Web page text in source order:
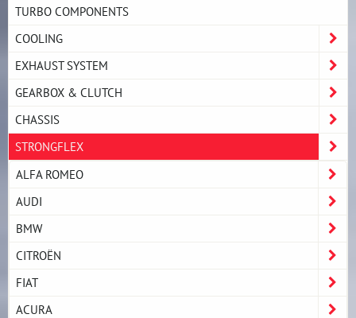
TURBO COMPONENTS
COOLING
EXHAUST SYSTEM
GEARBOX & CLUTCH
CHASSIS
STRONGFLEX
ALFA ROMEO
AUDI
BMW
CITROËN
FIAT
ACURA